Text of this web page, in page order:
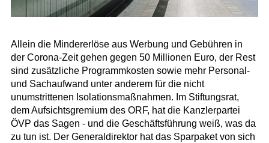
Allein die Mindererlöse aus Werbung und Gebühren in
der Corona-Zeit gehen gegen 50 Millionen Euro, der Rest
sind zusätzliche Programmkosten sowie mehr Personal-
und Sachaufwand unter anderem für die nicht
unumstrittenen Isolationsmaßnahmen. Im Stiftungsrat,
dem Aufsichtsgremium des ORF, hat die Kanzlerpartei
ÖVP das Sagen - und die Geschäftsführung weiß, was da
zu tun ist. Der Generaldirektor hat das Sparpaket von sich